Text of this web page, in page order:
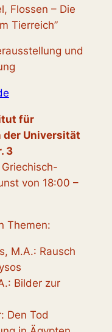
Flossen – Die
Tierreich”
und
für
Universität
3
von 18:00 –
Themen:
M.A.: Rausch
Bilder zur
Den Tod